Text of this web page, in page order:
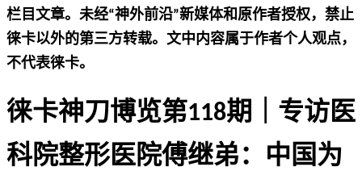
栏目文章。未经“神外前沿”新媒体和原作者授权，禁止
徕卡以外的第三方转载。文中内容属于作者个人观点，
不代表徕卡。
徕卡神刀博览第118期｜专访医
科院整形医院傅继弟：中国为